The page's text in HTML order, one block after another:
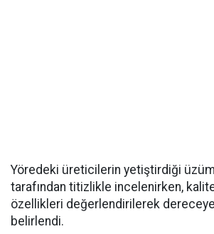
Yöredeki üreticilerin yetiştirdiği
tarafından titizlikle incelenirken,
özellikleri değerlendirilerek
belirlendi.